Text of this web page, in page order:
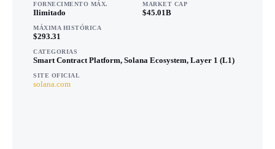
FORNECIMENTO MÁX.
Ilimitado
MARKET CAP
$45.01B
MÁXIMA HISTÓRICA
$293.31
CATEGORIAS
Smart Contract Platform, Solana Ecosystem, Layer 1 (L1)
SITE OFICIAL
solana.com